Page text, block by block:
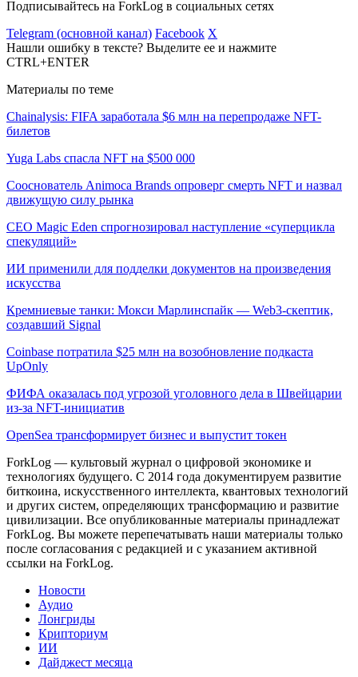
Подписывайтесь на ForkLog в социальных сетях
Telegram (основной канал) Facebook X
Нашли ошибку в тексте? Выделите ее и нажмите
CTRL+ENTER
Материалы по теме
Chainalysis: FIFA заработала $6 млн на перепродаже NFT-
билетов
Yuga Labs спасла NFT на $500 000
Сооснователь Animoca Brands опроверг смерть NFT и назвал
движущую силу рынка
CEO Magic Eden спрогнозировал наступление «суперцикла
спекуляций»
ИИ применили для подделки документов на произведения
искусства
Кремниевые танки: Мокси Марлинспайк — Web3-скептик,
создавший Signal
Coinbase потратила $25 млн на возобновление подкаста
UpOnly
ФИФА оказалась под угрозой уголовного дела в Швейцарии
из-за NFT-инициатив
OpenSea трансформирует бизнес и выпустит токен
ForkLog — культовый журнал о цифровой экономике и
технологиях будущего. С 2014 года документируем развитие
биткоина, искусственного интеллекта, квантовых технологий
и других систем, определяющих трансформацию и развитие
цивилизации. Все опубликованные материалы принадлежат
ForkLog. Вы можете перепечатывать наши материалы только
после согласования с редакцией и с указанием активной
ссылки на ForkLog.
Новости
Аудио
Лонгриды
Крипториум
ИИ
Дайджест месяца